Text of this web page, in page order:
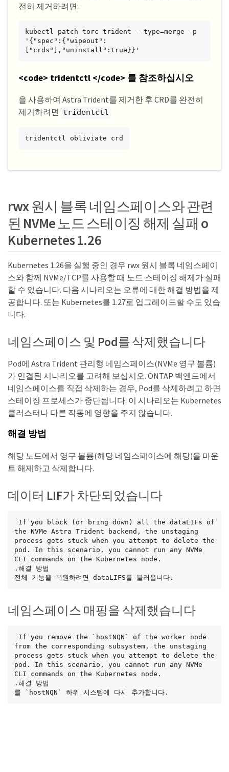
전히 제거하려면:
kubectl patch torc trident --type=merge -p
'{"spec":{"wipeout":
["crds"],"uninstall":true}}'
<code> tridentctl </code> 를 참조하십시오
을 사용하여 Astra Trident를 제거한 후 CRD를 완전히
제거하려면 tridentctl
tridentctl obliviate crd
rwx 원시 블록 네임스페이스와 관련
된 NVMe 노드 스테이징 해제 실패 o
Kubernetes 1.26
Kubernetes 1.26을 실행 중인 경우 rwx 원시 블록 네임스페이
스와 함께 NVMe/TCP를 사용할 때 노드 스테이징 해제가 실패
할 수 있습니다. 다음 시나리오는 오류에 대한 해결 방법을 제
공합니다. 또는 Kubernetes를 1.27로 업그레이드할 수도 있습
니다.
네임스페이스 및 Pod를 삭제했습니다
Pod에 Astra Trident 관리형 네임스페이스(NVMe 영구 볼륨)
가 연결된 시나리오를 고려해 보십시오. ONTAP 백엔드에서
네임스페이스를 직접 삭제하는 경우, Pod를 삭제하려고 하면
스테이징 프로세스가 중단됩니다. 이 시나리오는 Kubernetes
클러스터나 다른 작동에 영향을 주지 않습니다.
해결 방법
해당 노드에서 영구 볼륨(해당 네임스페이스에 해당)을 마운
트 해제하고 삭제합니다.
데이터 LIF가 차단되었습니다
the NVMe Astra Trident backend, the unstaging
process gets stuck when you attempt to delete the
pod. In this scenario, you cannot run any NVMe
CLI commands on the Kubernetes node.
.해결 방법
전체 기능을 복원하려면 dataLIFS를 불러옵니다.
네임스페이스 매핑을 삭제했습니다
from the corresponding subsystem, the unstaging
process gets stuck when you attempt to delete the
pod. In this scenario, you cannot run any NVMe
CLI commands on the Kubernetes node.
.해결 방법
를 `hostNQN` 하위 시스템에 다시 추가합니다.